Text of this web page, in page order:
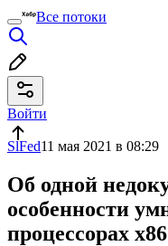
Все потоки
Войти
SlFed11 мая 2021 в 08:29
Об одной
особенности
процессорах x86